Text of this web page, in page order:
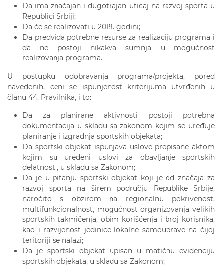
Da ima značajan i dugotrajan uticaj na razvoj sporta u
Republici Srbiji;
Da će se realizovati u 2019. godini;
Da predviđa potrebne resurse za realizaciju programa i
da ne postoji nikakva sumnja u mogućnost
realizovanja programa.
U postupku odobravanja programa/projekta, pored
navedenih, ceni se ispunjenost kriterijuma utvrđenih u
članu 44. Pravilnika, i to:
Da za planirane aktivnosti postoji potrebna
dokumentacija u skladu sa zakonom kojim se uređuje
planiranje i izgradnja sportskih objekata;
Da sportski objekat ispunjava uslove propisane aktom
kojim su uređeni uslovi za obavljanje sportskih
delatnosti, u skladu sa Zakonom;
Da je u pitanju sportski objekat koji je od značaja za
razvoj sporta na širem području Republike Srbije,
naročito s obzirom na regionalnu pokrivenost,
multifunkcionalnost, mogućnost organizovanja velikih
sportskih takmičenja, obim korišćenja i broj korisnika,
kao i razvijenost jedinice lokalne samouprave na čijoj
teritoriji se nalazi;
Da je sportski objekat upisan u matičnu evidenciju
sportskih objekata, u skladu sa Zakonom;